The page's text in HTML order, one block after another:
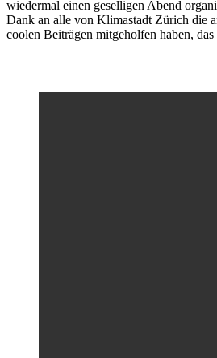
wiedermal einen geselligen Abend
Dank an alle von Klimastadt Zürich die
coolen Beiträgen mitgeholfen haben,